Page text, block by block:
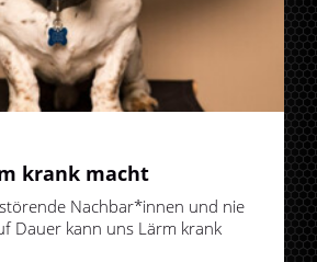
krank macht
Nachbar*innen und nie
Dauer kann uns Lärm krank